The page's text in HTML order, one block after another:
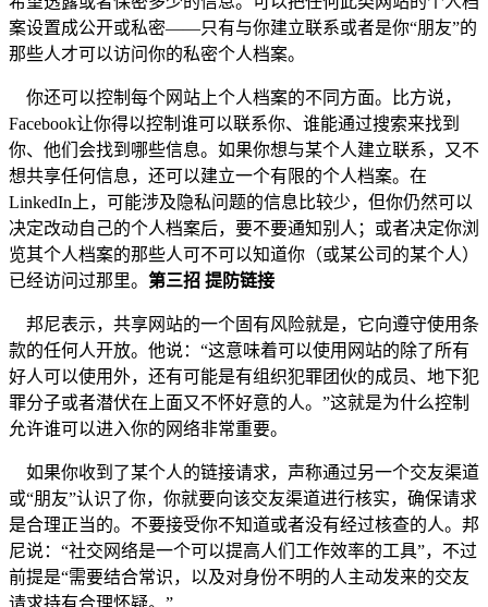
案设置成公开或私密——只有与你建立联系或者是你“朋友”的
那些人才可以访问你的私密个人档案。
你还可以控制每个网站上个人档案的不同方面。比方说，
Facebook让你得以控制谁可以联系你、谁能通过搜索来找到
你、他们会找到哪些信息。如果你想与某个人建立联系，又不
想共享任何信息，还可以建立一个有限的个人档案。在
LinkedIn上，可能涉及隐私问题的信息比较少，但你仍然可以
决定改动自己的个人档案后，要不要通知别人；或者决定你浏
览其个人档案的那些人可不可以知道你（或某公司的某个人）
已经访问过那里。 第三招 提防链接
邦尼表示，共享网站的一个固有风险就是，它向遵守使用条
款的任何人开放。他说：“这意味着可以使用网站的除了所有
好人可以使用外，还有可能是有组织犯罪团伙的成员、地下犯
罪分子或者潜伏在上面又不怀好意的人。”这就是为什么控制
允许谁可以进入你的网络非常重要。
如果你收到了某个人的链接请求，声称通过另一个交友渠道
或“朋友”认识了你，你就要向该交友渠道进行核实，确保请求
是合理正当的。不要接受你不知道或者没有经过核查的人。邦
尼说：“社交网络是一个可以提高人们工作效率的工具”，不过
前提是“需要结合常识，以及对身份不明的人主动发来的交友
请求持有合理怀疑。”